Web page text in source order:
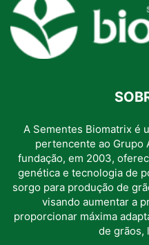
A Sementes Biomatrix é
pertencente ao Grupo
fundação, em 2003,
genética e tecnologia de
sorgo para produção de
visando aumentar a
proporcionar máxima
de grãos,